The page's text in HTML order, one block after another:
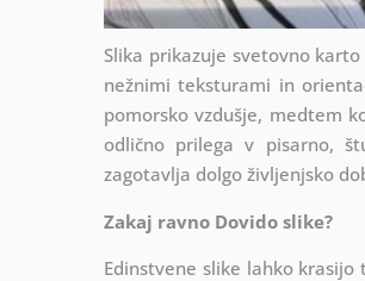
Slika prikazuje svetovno
nežnimi teksturami in
pomorsko vzdušje, medtem
odlično prilega v pisarno,
zagotavlja dolgo življenjsko
Zakaj ravno Dovido slike?
Edinstvene slike lahko krasijo